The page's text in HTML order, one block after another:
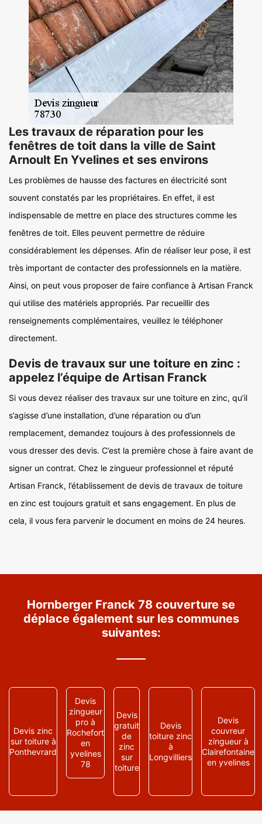
Les travaux de réparation pour les
fenêtres de toit dans la ville de Saint
Arnoult En Yvelines et ses environs
Les problèmes de hausse des factures en électricité sont
souvent constatés par les propriétaires. En effet, il est
indispensable de mettre en place des structures comme les
fenêtres de toit. Elles peuvent permettre de réduire
considérablement les dépenses. Afin de réaliser leur pose, il est
très important de contacter des professionnels en la matière.
Ainsi, on peut vous proposer de faire confiance à Artisan Franck
qui utilise des matériels appropriés. Par recueillir des
renseignements complémentaires, veuillez le téléphoner
directement.
Devis de travaux sur une toiture en zinc :
appelez l’équipe de Artisan Franck
Si vous devez réaliser des travaux sur une toiture en zinc, qu’il
s’agisse d’une installation, d’une réparation ou d’un
remplacement, demandez toujours à des professionnels de
vous dresser des devis. C’est la première chose à faire avant de
signer un contrat. Chez le zingueur professionnel et réputé
Artisan Franck, l’établissement de devis de travaux de toiture
en zinc est toujours gratuit et sans engagement. En plus de
cela, il vous fera parvenir le document en moins de 24 heures.
Hornberger Franck 78 couverture se
déplace également sur les communes
suivantes:
Devis zinc
sur toiture à
Ponthevrard
Devis
zingueur
pro à
Rochefort
en
yvelines
78
Devis
gratuit
de
zinc
sur
toiture
Devis
toiture zinc
à
Longvilliers
Devis
couvreur
zingueur à
Clairefontaine
en yvelines